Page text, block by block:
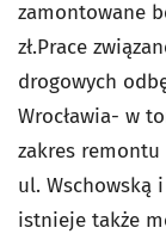
zamontowane
zł.Prace
drogowych
Wrocławia- w
zakres
ul. Wschowską
istnieje także